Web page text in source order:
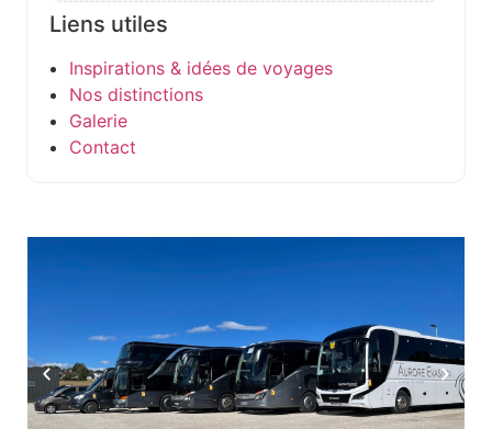
Liens utiles
Inspirations & idées de voyages
Nos distinctions
Galerie
Contact